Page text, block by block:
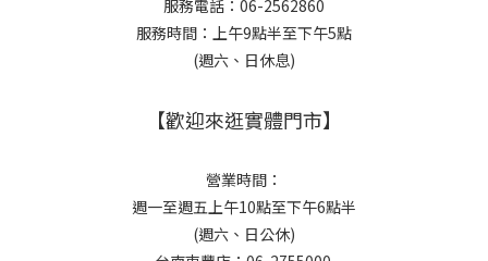
服務電話：06-2562860
服務時間：上午9點半至下午5點
(週六、日休息)
【歡迎來逛實體門市】
營業時間：
週一至週五上午10點至下午6點半
(週六、日公休)